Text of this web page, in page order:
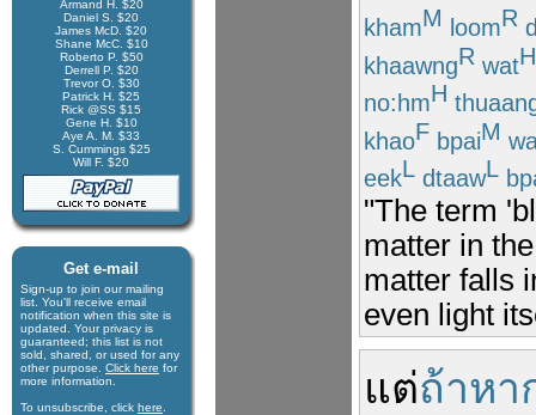
Armand H. $20
Daniel S. $20
James McD. $20
Shane McC. $10
Roberto P. $50
Derrell P. $20
Trevor O. $30
Patrick H. $25
Rick @SS $15
Gene H. $10
Aye A. M. $33
S. Cummings $25
Will F. $20
Get e-mail
Sign-up to join our mail­ing
list. You'll receive e­mail
notification when this site is
updated. Your privacy is
guaran­teed; this list is not
sold, shared, or used for any
other purpose. Click here for
more infor­mation.
To unsubscribe, click here
khamM loomR
khaawngR watH
no:hmH
khaoF bpaiM
eekL dtaawL
"The term
matter in
matter falls
even light
แต่ถ้าหา